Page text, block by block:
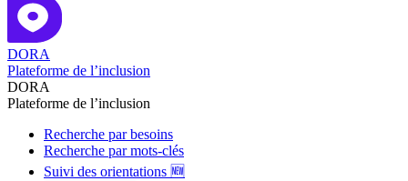
DORA
Plateforme de l’inclusion
DORA
Plateforme de l’inclusion
Recherche par besoins
Recherche par mots-clés
Suivi des orientations 🆕